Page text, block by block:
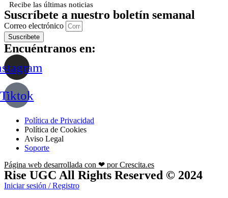
Recibe las últimas noticias
Suscríbete a nuestro boletín semanal
Correo electrónico
Suscribete
Encuéntranos en:
Tiktok
Política de Privacidad
Política de Cookies
Aviso Legal
Soporte
Página web desarrollada con ❤ por Crescita.es
Rise UGC All Rights Reserved © 2024
Iniciar sesión / Registro